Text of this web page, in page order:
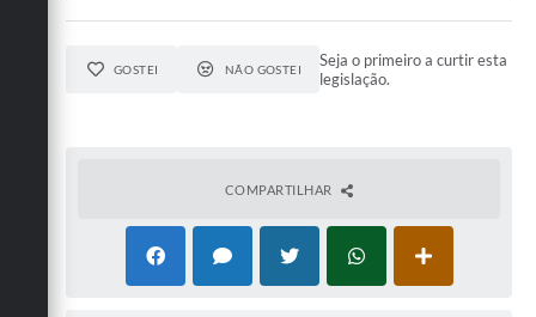
GOSTEI NÃO GOSTEI
Seja o primeiro a curtir esta
legislação.
COMPARTILHAR